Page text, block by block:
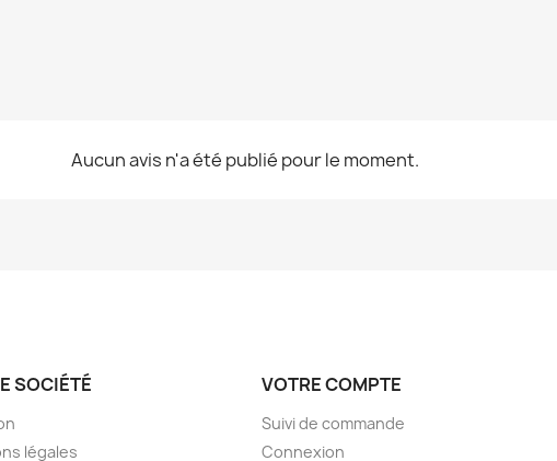
Aucun avis n'a été publié pour le moment.
SOCIÉTÉ
légales
VOTRE COMPTE
Suivi de commande
Connexion